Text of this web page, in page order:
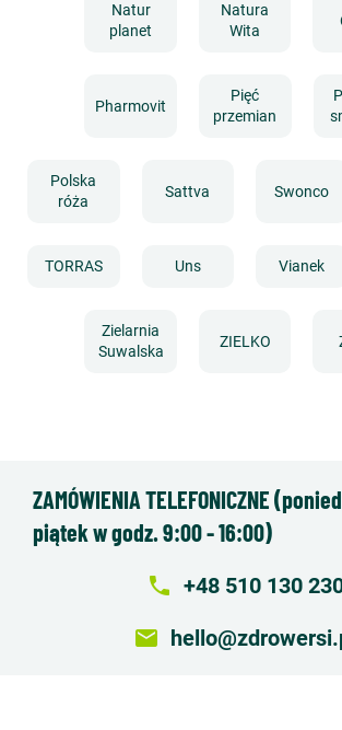
Natur
planet
Natura
Wita
Pharmovit
Pięć
przemian
Polska
róża
Sattva Swonco
TORRAS Uns Vianek
Zielarnia
Suwalska
ZIELKO
ZAMÓWIENIA TELEFONICZNE
piątek w godz. 9:00 - 16:00)
local_phone +48 510 130
email